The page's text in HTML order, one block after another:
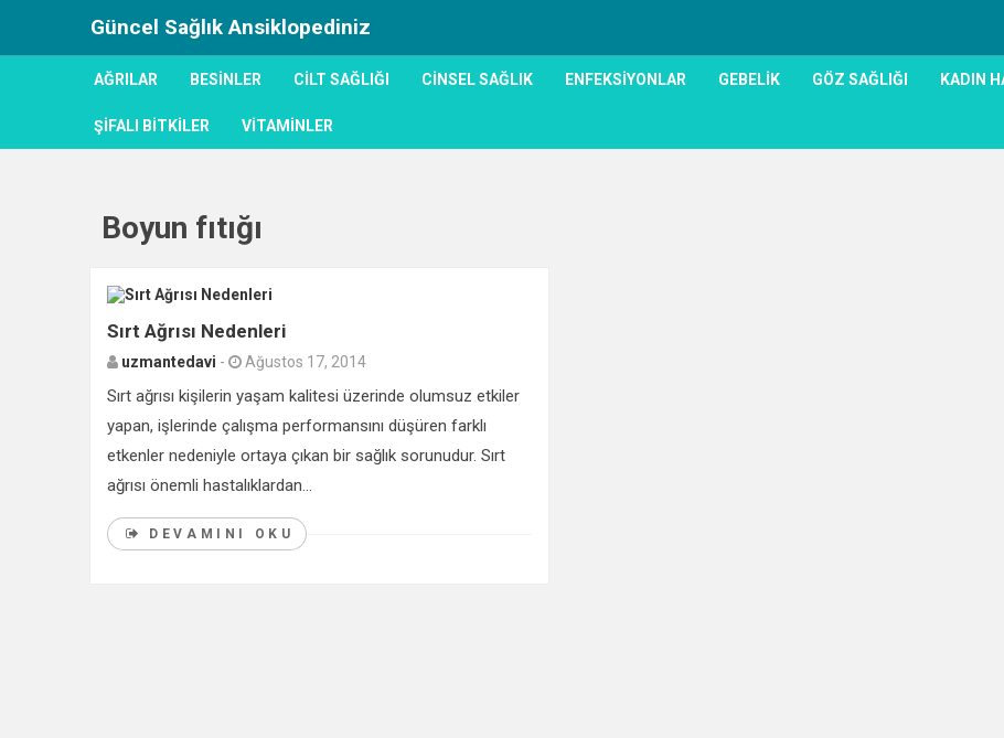
Güncel Sağlık Ansiklopediniz
AĞRILAR BESINLER CILT SAĞLIĞI CINSEL SAĞLIK ENFEKSIYONLAR GEBELIK GÖZ SAĞLIĞI KADIN
ŞIFALI BITKILER VITAMINLER
Boyun fıtığı
Sırt Ağrısı Nedenleri
uzmantedavi - Ağustos 17, 2014
Sırt ağrısı kişilerin yaşam kalitesi üzerinde olumsuz etkiler
yapan, işlerinde çalışma performansını düşüren farklı
etkenler nedeniyle ortaya çıkan bir sağlık sorunudur. Sırt
ağrısı önemli hastalıklardan...
DEVAMINI OKU